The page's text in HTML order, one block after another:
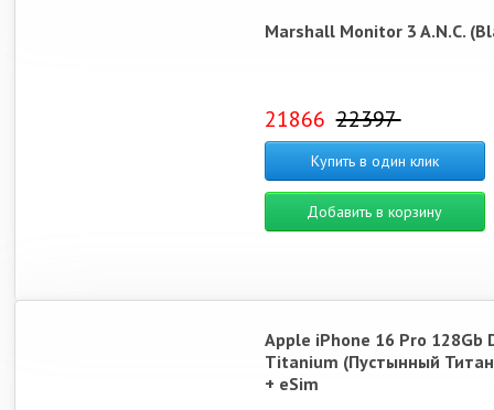
Marshall Monitor 3 A.N.C.
21866 22397
Купить в один клик
Добавить в корзину
Apple iPhone 16 Pro 128Gb
Titanium (Пустынный
+ eSim